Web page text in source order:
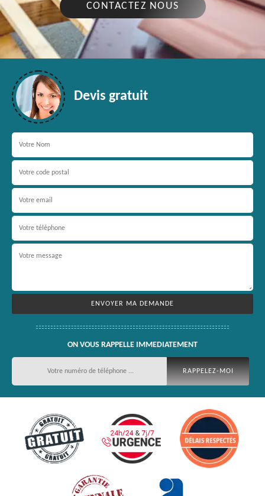
CONTACTEZ NOUS
Devis gratuit
ON VOUS RAPPELLE IMMEDIATEMENT